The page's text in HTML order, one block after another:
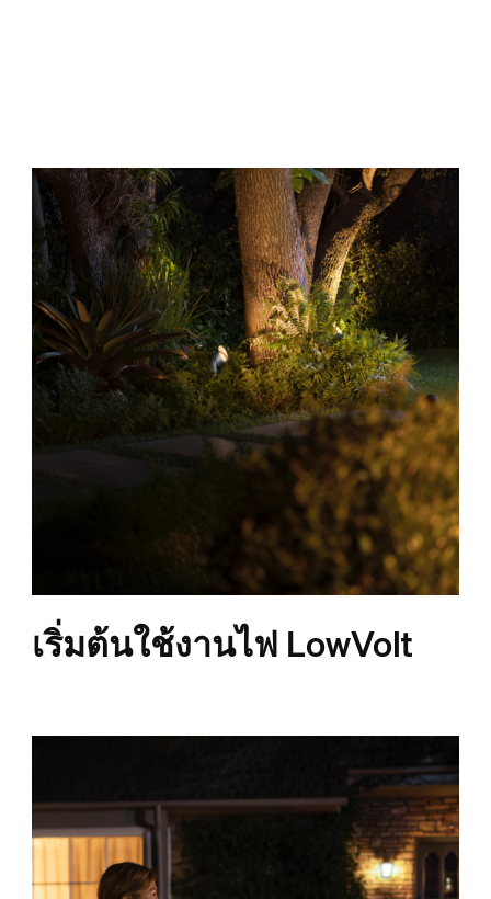
เริ่มต้นใช้งานไฟ LowVolt